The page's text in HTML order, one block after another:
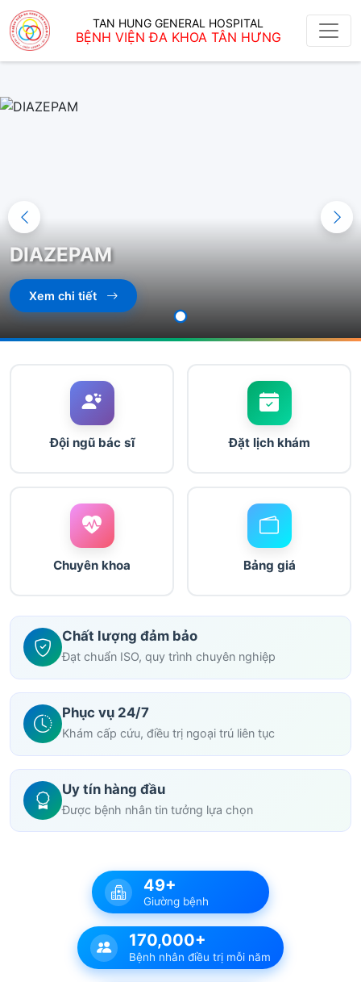
TAN HUNG GENERAL HOSPITAL
BỆNH VIỆN ĐA KHOA TÂN HƯNG
DIAZEPAM
Xem chi tiết
Đội ngũ bác sĩ Đặt lịch khám
Chuyên khoa Bảng giá
Chất lượng đảm bảo
Đạt chuẩn ISO, quy trình chuyên nghiệp
Phục vụ 24/7
Khám cấp cứu, điều trị ngoại trú liên tục
Uy tín hàng đầu
Được bệnh nhân tin tưởng lựa chọn
49+
Giường bệnh
170,000+
Bệnh nhân điều trị mỗi năm